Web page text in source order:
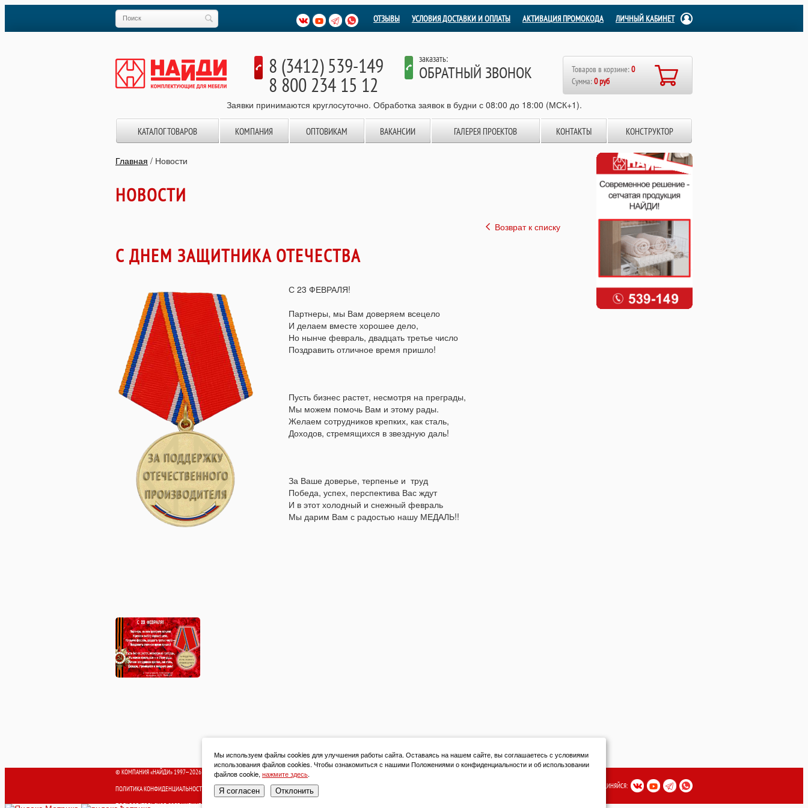
ЛИЧНЫЙ КАБИНЕТ
АКТИВАЦИЯ ПРОМОКОДА
УСЛОВИЯ ДОСТАВКИ И ОПЛАТЫ
ОТЗЫВЫ
8 (3412) 539-149
8 800 234 15 12
заказать:
ОБРАТНЫЙ ЗВОНОК Товаров в корзине:0
Сумма:0 руб
Заявки принимаются круглосуточно. Обработка заявок в будни с 08:00 до 18:00 (МСК+1).
КАТАЛОГ ТОВАРОВ КОМПАНИЯ ОПТОВИКАМ ВАКАНСИИ ГАЛЕРЕЯ ПРОЕКТОВ КОНТАКТЫ КОНСТРУКТОР
Главная / Новости
НОВОСТИ
Возврат к списку
C ДНЕМ ЗАЩИТНИКА ОТЕЧЕСТВА
С 23 ФЕВРАЛЯ!
Партнеры, мы Вам доверяем всецело
И делаем вместе хорошее дело,
Но нынче февраль, двадцать третье число 
Поздравить отличное время пришло!
Пусть бизнес растет, несмотря на преграды,
Мы можем помочь Вам и этому рады.
Желаем сотрудников крепких, как сталь,
Доходов, стремящихся в звездную даль!
За Ваше доверье, терпенье и труд
Победа, успех, перспектива Вас ждут
И в этот холодный и снежный февраль
Мы дарим Вам с радостью нашу МЕДАЛЬ!!
ПРИСОЕДИНЯЙСЯ:
© КОМПАНИЯ «НАЙДИ» 1997—2026
ПОЛИТИКА КОНФИДЕНЦИАЛЬНОСТИ
ПОЛЬЗОВАТЕЛЬСКОЕ СОГЛАШЕНИЕ
Мы используем файлы cookies для улучшения работы сайта. Оставаясь на нашем сайте, вы соглашаетесь с условиями
использования файлов cookies. Чтобы ознакомиться с нашими Положениями о конфиденциальности и об использовании
файлов cookie, нажмите здесь.
Я согласен Отклонить